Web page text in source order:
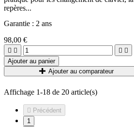
repères...
Garantie : 2 ans
98,00 €
   
Ajouter au panier
Ajouter au comparateur
Affichage 1-18 de 20 article(s)
 Précédent
1